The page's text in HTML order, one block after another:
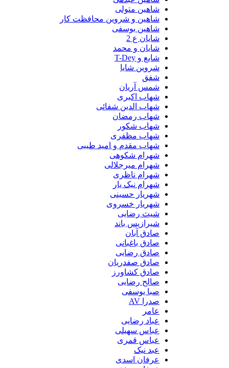
شاهین متولی
شاهین و شروین محافظت کار
شاهین یوسفی
شایان ع 2
شایان و محمد
شایع و T-Dey
شروین شایا
شفق
شمس آریان
شهاب اکبری
شهاب الدین شفائی
شهاب رمضان
شهاب شکور
شهاب مظفری
شهاب مقدم و امید طیبی
شهرام شکوهی
شهرام میرجلالی
شهرام ناظری
شهرام نیک یار
شهریار حسینی
شهریار خسروی
شیث رضایی
شیرازیس باند
صادق آبان
صادق باغبانی
صادق رضایی
صادق صفدریان
صادق کشاورز
صالح رضایی
صبا یوسفی
صدرا AV
عامر
عباد رضایی
عباس سهیلی
عباس قمری
عبد نیک
عرفان اسدی